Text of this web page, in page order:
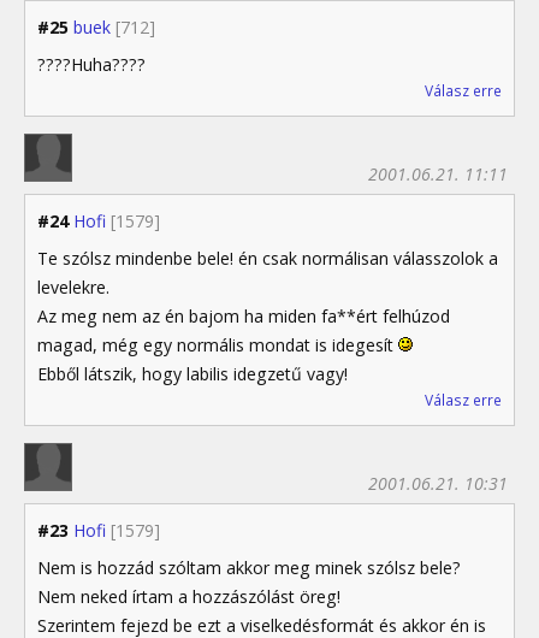
#25 buek [712]
????Huha????
Válasz erre
#24 Hofi [1579]
2001.06.21. 11:11
Te szólsz mindenbe bele! én csak normálisan válasszolok a
levelekre.
Az meg nem az én bajom ha miden fa**ért felhúzod
magad, még egy normális mondat is idegesít
Ebből látszik, hogy labilis idegzetű vagy!
Válasz erre
#23 Hofi [1579]
2001.06.21. 10:31
Nem is hozzád szóltam akkor meg minek szólsz bele?
Nem neked írtam a hozzászólást öreg!
Szerintem fejezd be ezt a viselkedésformát és akkor én is